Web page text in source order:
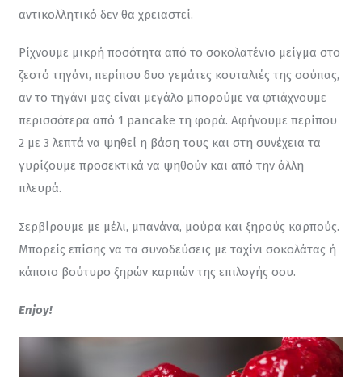
αντικολλητικό δεν θα χρειαστεί.
Ρίχνουμε μικρή ποσότητα από το σοκολατένιο μείγμα στο
ζεστό τηγάνι, περίπου δυο γεμάτες κουταλιές της σούπας,
αν το τηγάνι μας είναι μεγάλο μπορούμε να φτιάχνουμε
περισσότερα από 1 pancake τη φορά. Αφήνουμε περίπου
2 με 3 λεπτά να ψηθεί η βάση τους και στη συνέχεια τα
γυρίζουμε προσεκτικά να ψηθούν και από την άλλη
πλευρά.
Σερβίρουμε με μέλι, μπανάνα, μούρα και ξηρούς καρπούς.
Μπορείς επίσης να τα συνοδεύσεις με ταχίνι σοκολάτας ή
κάποιο βούτυρο ξηρών καρπών της επιλογής σου.
Enjoy!